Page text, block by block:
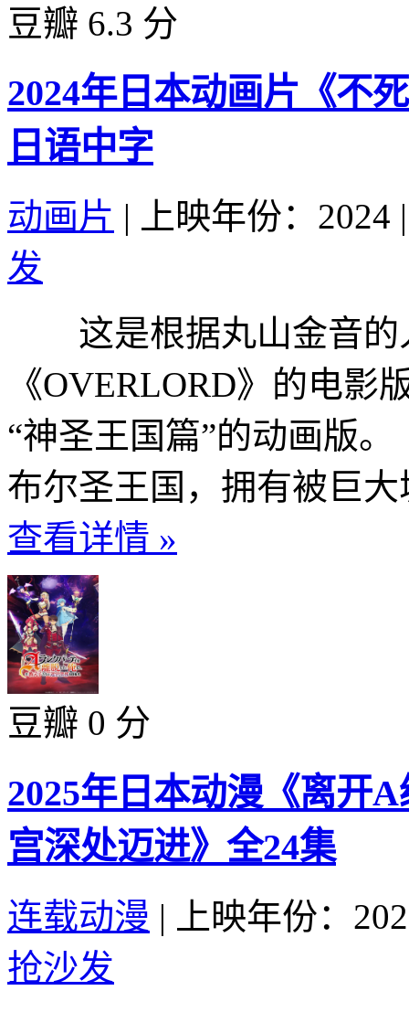
豆瓣 6.3 分
2024年日本动画片《不
日语中字
动画片 | 上映年份：2024 |
发
这是根据丸山金音的
《OVERLORD》的电影
“神圣王国篇”的动画版
布尔圣王国，拥有被巨
查看详情 »
豆瓣 0 分
2025年日本动漫《离开
宫深处迈进》全24集
连载动漫 |
上映年份：
抢沙发